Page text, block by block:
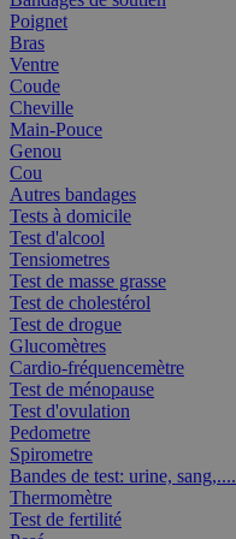
Poignet
Bras
Ventre
Coude
Cheville
Main-Pouce
Genou
Cou
Autres bandages
Tests à domicile
Test d'alcool
Tensiometres
Test de masse grasse
Test de cholestérol
Test de drogue
Glucomètres
Cardio-fréquencemètre
Test de ménopause
Test d'ovulation
Pedometre
Spirometre
Bandes de test: urine, sang,....
Thermomètre
Test de fertilité